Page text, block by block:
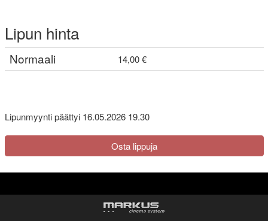
Lipun hinta
Normaali 14,00 €
Lipunmyynti päättyi 16.05.2026 19.30
Osta lippuja